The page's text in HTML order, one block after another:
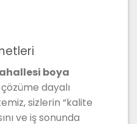
boya
dayalı
sizlerin “kalite
ve iş sonunda